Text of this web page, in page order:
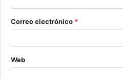
Correo electrónico *
Web